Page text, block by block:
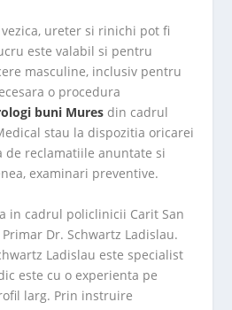
ureter si rinichi pot fi
este valabil si pentru
masculine, inclusiv pentru
o procedura
buni Mures din cadrul
stau la dispozitia oricarei
de reclamatiile anuntate si
examinari preventive.
in cadrul policlinicii Carit San
Dr. Schwartz Ladislau.
Ladislau este specialist
este cu o experienta pe
larg. Prin instruire